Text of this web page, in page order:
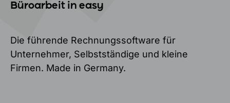
Büroarbeit in easy
Die führende Rechnungssoftware für
Unternehmer, Selbstständige und kleine
Firmen. Made in Germany.